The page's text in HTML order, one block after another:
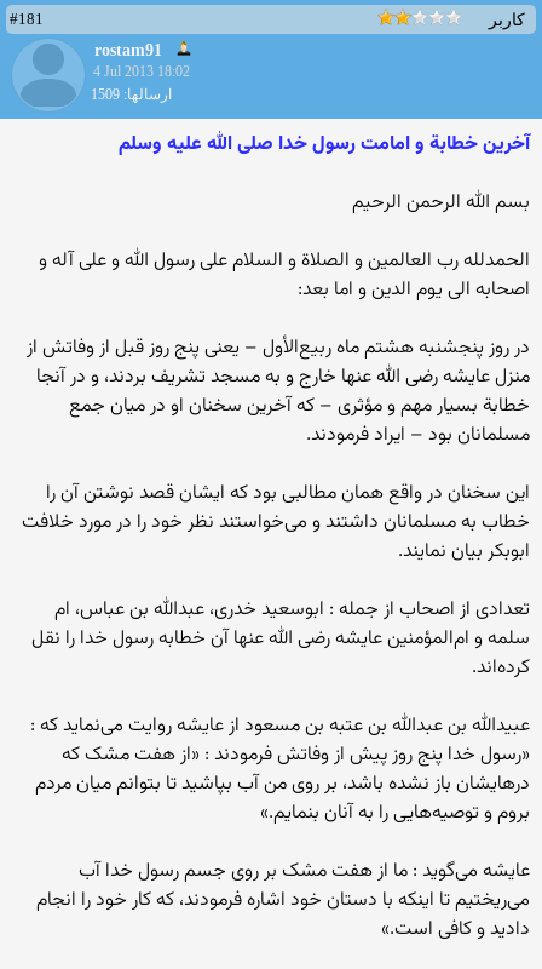
کاربر
#181
rostam91
4 Jul 2013 18:02
ارسالها: 1509
آخرین خطابة و امامت رسول خدا صلی الله علیه وسلم
بسم الله الرحمن الرحيم
الحمدلله رب العالمین و الصلاة و السلام علی رسول الله و علی آله و
اصحابه ‏الی یوم ‏الدین و ‏اما بعد‏:‏
در روز پنجشنبه هشتم ماه ربیع‌الأول – یعنی پنج روز قبل از وفاتش از
منزل عایشه رضی الله عنها خارج و به مسجد تشریف بردند، و در آنجا
خطابة بسیار مهم و مؤثری – که آخرین سخنان او در میان جمع
مسلمانان بود – ایراد فرمودند.
این سخنان در واقع همان مطالبی بود که ایشان قصد نوشتن آن را
خطاب به مسلمانان داشتند و می‌خواستند نظر خود را در مورد خلافت
ابوبکر بیان نمایند.
تعدادی از اصحاب از جمله : ابوسعید خدری، عبدالله بن عباس، ام
سلمه و ام‌المؤمنین عایشه رضی الله عنها آن خطابه رسول خدا را نقل
کرده‌اند.
عبیدالله بن عبدالله بن عتبه بن مسعود از عایشه روایت می‌نماید که :
«رسول خدا پنج روز پیش از وفاتش فرمودند : «از هفت مشک که
درهایشان باز نشده باشد، بر روی من آب بپاشید تا بتوانم میان مردم
بروم و توصیه‌هایی را به آنان بنمایم.»
عایشه می‌گوید : ما از هفت مشک بر روی جسم رسول خدا آب
می‌ریختیم تا اینکه با دستان خود اشاره فرمودند، که کار خود را انجام
دادید و کافی است.»